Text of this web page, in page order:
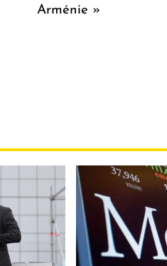
Arménie »